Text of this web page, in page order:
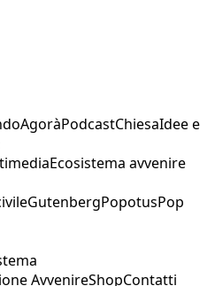
AgoràPodcastChiesaIdee e
Ecosistema avvenire
GutenbergPopotusPop
AvvenireShopContatti